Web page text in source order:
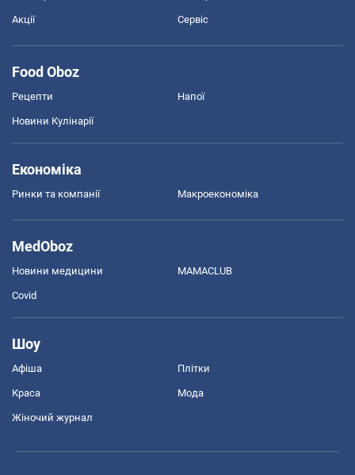
Акції Сервіс
Food Oboz
Рецепти Напої
Новини Кулінарії
Економіка
Ринки та компанії Макроекономіка
MedOboz
Новини медицини MAMACLUB
Covid
Шоу
Афіша Плітки
Краса Мода
Жіночий журнал